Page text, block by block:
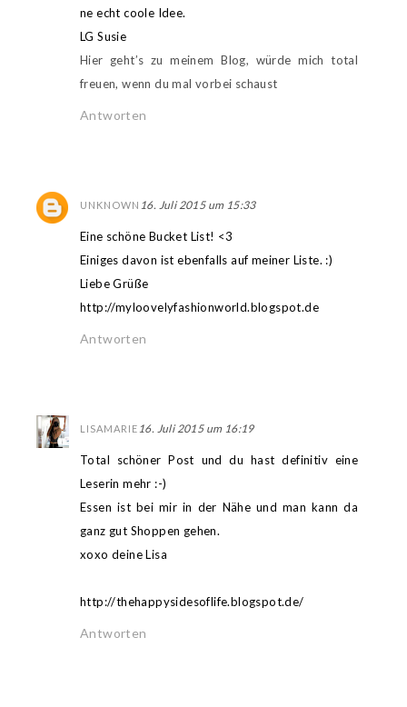
ne echt coole Idee.
LG Susie
Hier geht’s zu meinem Blog, würde mich total
freuen, wenn du mal vorbei schaust
Antworten
UNKNOWN 16. Juli 2015 um 15:33
Eine schöne Bucket List! <3
Einiges davon ist ebenfalls auf meiner Liste. :)
Liebe Grüße
http://myloovelyfashionworld.blogspot.de
Antworten
LISAMARIE16. Juli 2015 um 16:19
Total schöner Post und du hast definitiv eine
Leserin mehr :-)
Essen ist bei mir in der Nähe und man kann da
ganz gut Shoppen gehen.
xoxo deine Lisa
http://thehappysidesoflife.blogspot.de/
Antworten